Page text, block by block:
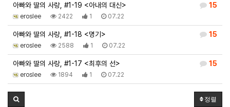
15
아빠와 딸의 사랑, #1-19 <아내의 대신>
eroslee 2422 1 07.22
15
아빠와 딸의 사랑, #1-18 <명기>
eroslee 2588 1 07.22
15
아빠와 딸의 사랑, #1-17 <최후의 선>
eroslee 1894 1 07.22
정렬